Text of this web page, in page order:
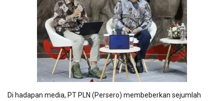
Di hadapan media, PT PLN (Persero) membeberkan sejumlah